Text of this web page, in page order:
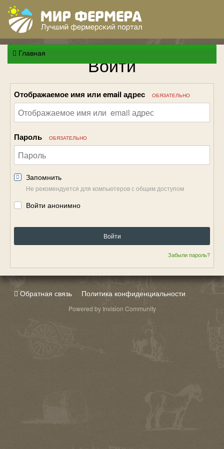
Главная Войти
Отображаемое имя или email адрес ОБЯЗАТЕЛЬНО
Пароль ОБЯЗАТЕЛЬНО
Запомнить
Не рекомендуется для компьютеров с общим доступом
Войти анонимно
Войти
Забыли пароль?
Обратная связь Политика конфиденциальности
Powered by Invision Community